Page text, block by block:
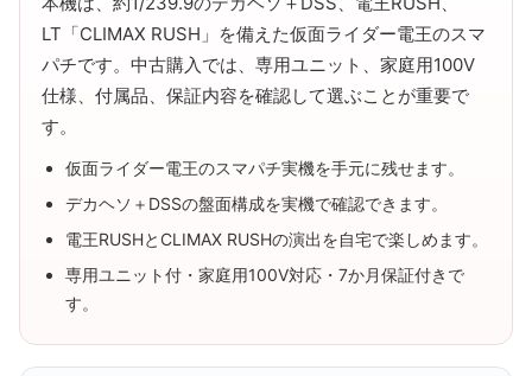
LT「CLIMAX RUSH」を備えた仮面ライダー電王のスマ
パチです。中古購入では、専用ユニット、家庭用100V
仕様、付属品、保証内容を確認して選ぶことが重要で
す。
仮面ライダー電王のスマパチ実機を手元に残せます。
デカヘソ＋DSSの盤面構成を実機で確認できます。
電王RUSHとCLIMAX RUSHの演出を自宅で楽しめます。
専用ユニット付・家庭用100V対応・7か月保証付きで
す。